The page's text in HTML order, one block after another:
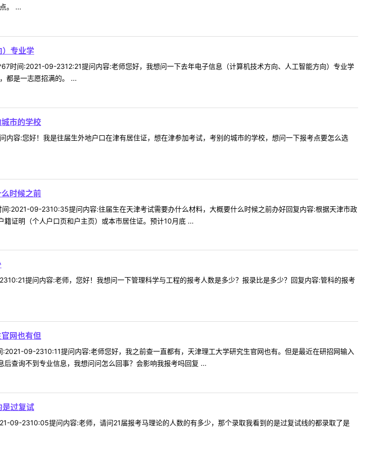
。 ...
）专业学
时间:2021-09-2312:21提问内容:老师您好，我想问一下去年电子信息（计算机技术方向、人工智能方向）专业学
都是一志愿招满的。 ...
市的学校
容:您好！我是往届生外地户口在津有居住证，想在津参加考试，考别的城市的学校，想问一下报考点要怎么选
时候之前
:2021-09-2310:35提问内容:往届生在天津考试需要办什么材料，大概要什么时候之前办好回复内容:根据天津市政
证明（个人户口页和户主页）或本市居住证。预计10月底 ...
提问内容:老师，您好！我想问一下管理科学与工程的报考人数是多少？报录比是多少？回复内容:管科的报考
网也有但
09-2310:11提问内容:老师您好，我之前查一直都有，天津理工大学研究生官网也有。但是最近在研招网输入
后查询不到专业信息，我想问问怎么回事？会影响我报考吗回复 ...
是过复试
09-2310:05提问内容:老师，请问21届报考马理论的人数的有多少，那个录取我看到的是过复试线的都录取了是